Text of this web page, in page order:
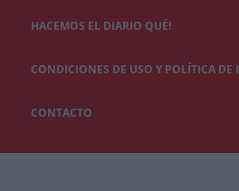
HACEMOS EL DIARIO QUÉ!
CONDICIONES DE USO Y POLÍTICA DE
CONTACTO